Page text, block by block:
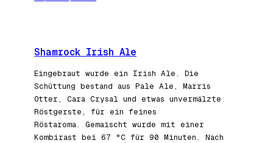
Shamrock Irish Ale
Eingebraut wurde ein Irish Ale. Die
Schüttung bestand aus Pale Ale, Marris
Otter, Cara Crysal und etwas unvermälzte
Röstgerste, für ein feines
Röstaroma. Gemaischt wurde mit einer
Kombirast bei 67 °C für 90 Minuten. Nach